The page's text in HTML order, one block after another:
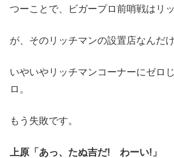
つーことで、ビガープロ前哨戦はリ
が、そのリッチマンの設置店なんだ
いやいやリッチマンコーナーにゼロ
ロ。
もう失敗です。
上原「あっ、たぬ吉だ! わーい!」